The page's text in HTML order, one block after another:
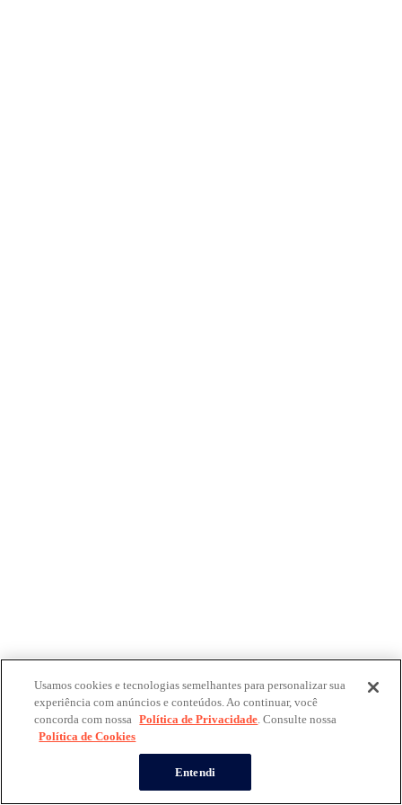
Usamos cookies e tecnologias semelhantes para personalizar sua
experiência com anúncios e conteúdos. Ao continuar, você
concorda com nossa Política de Privacidade. Consulte nossa
Política de Cookies
Entendi